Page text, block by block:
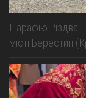
Парафію Різдва
місті Берестин